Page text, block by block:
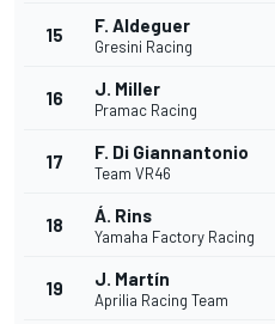
15 F. Aldeguer
Gresini Racing
16 J. Miller
Pramac Racing
17 F. Di Giannantonio
Team VR46
18 Á. Rins
Yamaha Factory Racing
19 J. Martín
Aprilia Racing Team